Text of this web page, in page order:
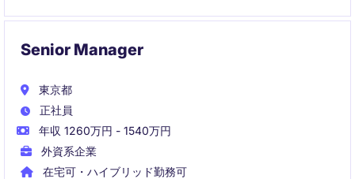
Senior Manager
東京都
正社員
年収 1260万円 - 1540万円
外資系企業
在宅可・ハイブリッド勤務可